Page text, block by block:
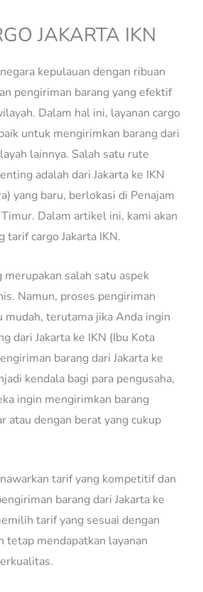
JAKARTA IKN
kepulauan dengan ribuan
pengiriman barang yang efektif
Dalam hal ini, layanan cargo
untuk mengirimkan barang dari
lainnya. Salah satu rute
adalah dari Jakarta ke IKN
yang baru, berlokasi di Penajam
Dalam artikel ini, kami akan
tarif cargo Jakarta IKN.
merupakan salah satu aspek
Namun, proses pengiriman
mudah, terutama jika Anda ingin
dari Jakarta ke IKN (Ibu Kota
barang dari Jakarta ke
kendala bagi para pengusaha,
ingin mengirimkan barang
atau dengan berat yang cukup
tarif yang kompetitif dan
barang dari Jakarta ke
tarif yang sesuai dengan
tetap mendapatkan layanan